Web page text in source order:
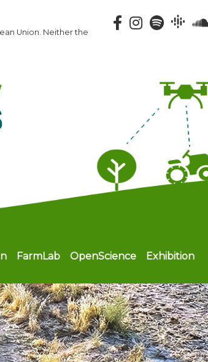
Union. Neither the
FarmLab OpenScience Exhibition